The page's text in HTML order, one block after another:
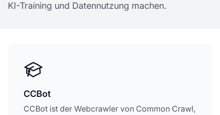
KI-Training und Datennutzung machen.
CCBot
CCBot ist der Webcrawler von Common Crawl,